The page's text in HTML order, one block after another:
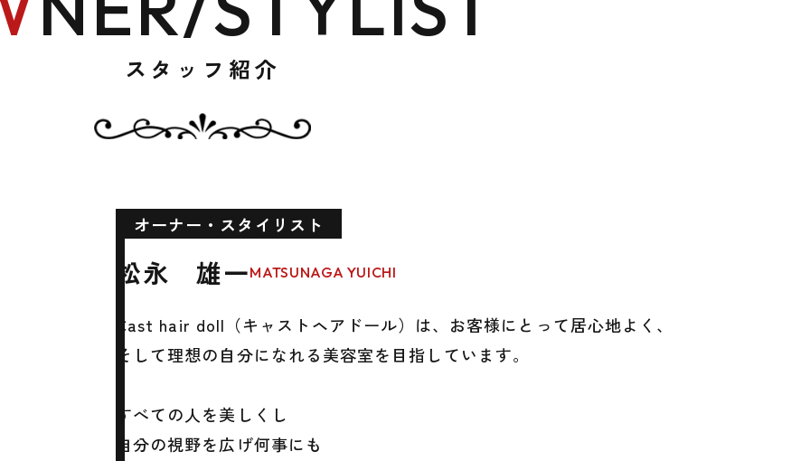
スタッフ紹介
オーナー・スタイリスト
松永 雄一MATSUNAGA YUICHI
Cast hair doll（キャストヘアドール）は、お客様にとって居心地よく、
そして理想の自分になれる美容室を目指しています。
すべての人を美しくし
自分の視野を広げ何事にも